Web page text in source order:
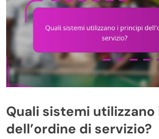
Quali sistemi
dell’ordine di servizio?